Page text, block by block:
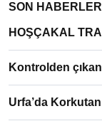
SON HABERLER
HOŞÇAKAL
Kontrolden
Urfa’da